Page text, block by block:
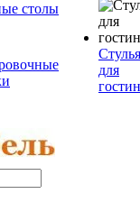
столы
Стулья
для